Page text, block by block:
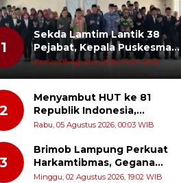
1
Sekda Lamtim Lantik 38
Pejabat, Kepala Puskesmas
Diminta Turun ke Lapangan
Kamis, 06 Agustus 2026, 14:24 WIB
2
Menyambut HUT ke 81
Republik Indonesia,
Momentum Menghidupkan
Para Pahlawan
Rabu, 05 Agustus 2026, 00:03 WIB
3
Brimob Lampung Perkuat
Harkamtibmas, Gegana
Turun Langsung Patroli
Minggu, 02 Agustus 2026, 19:02 WIB